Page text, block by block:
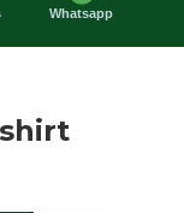
Whatsapp